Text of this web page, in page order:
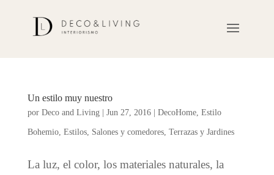
Un estilo muy nuestro
por Deco and Living| Jun 27, 2016| DecoHome, Estilo
Bohemio, Estilos, Salones y comedores, Terrazas y Jardines
La luz, el color, los materiales naturales, la